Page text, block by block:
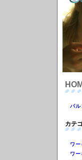
パル
カテ
ワ
ワ